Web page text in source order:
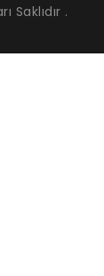
Saklıdır .